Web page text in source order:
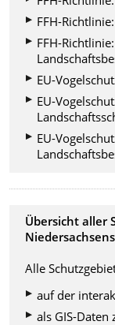
FFH-
FFH-
EU-
EU-
EU-
Übersicht aller
Niedersachsens
Alle
auf der
als GIS-